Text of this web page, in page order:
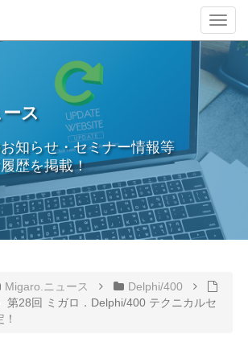
T
o
g
g
l
e
t
i
ス
知らせ・セミナー情報等
歴を掲載！
Migaro.ニュース
Delphi/400
第28回 ミガロ．Delphi/400 テクニカルセ